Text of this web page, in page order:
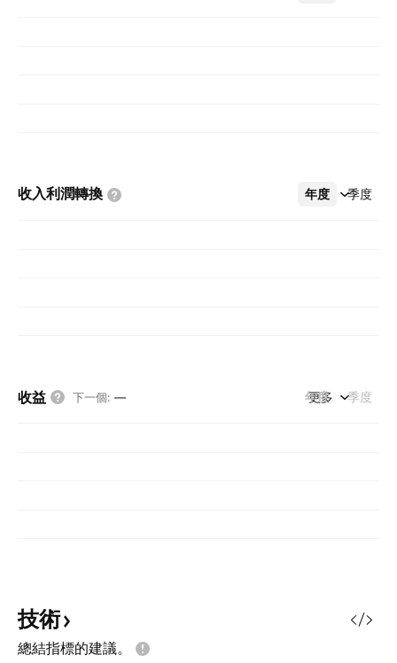
收入利潤轉換 年度 季度
更多
收益 下一個: — 年度 季度
更多
技術
總結指標的建議。